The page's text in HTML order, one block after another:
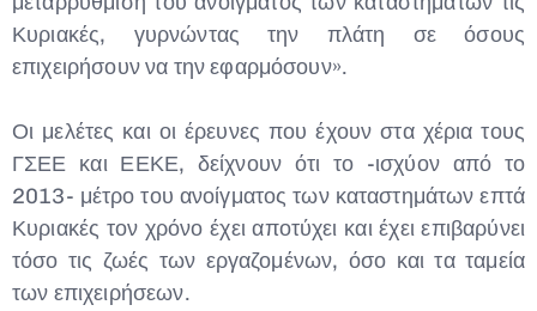
Κυριακές, γυρνώντας την πλάτη σε όσους
επιχειρήσουν να την εφαρμόσουν».
Οι μελέτες και οι έρευνες που έχουν στα χέρια τους
ΓΣΕΕ και ΕΕΚΕ, δείχνουν ότι το -ισχύον από το
2013- μέτρο του ανοίγματος των καταστημάτων επτά
Κυριακές τον χρόνο έχει αποτύχει και έχει επιβαρύνει
τόσο τις ζωές των εργαζομένων, όσο και τα ταμεία
των επιχειρήσεων.